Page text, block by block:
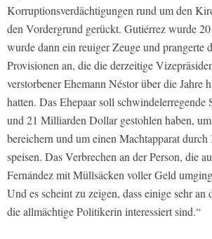
Korruptionsverdächtigungen rund um den
den Vordergrund gerückt. Gutiérrez wurde
wurde dann ein reuiger Zeuge und prangerte
Provisionen an, die die derzeitige
verstorbener Ehemann Néstor über die Jahre
hatten. Das Ehepaar soll schwindelerregende
und 21 Milliarden Dollar gestohlen haben,
bereichern und um einen Machtapparat
speisen. Das Verbrechen an der Person, die
Fernández mit Müllsäcken voller Geld
Und es scheint zu zeigen, dass einige sehr
die allmächtige Politikerin interessiert sind.“